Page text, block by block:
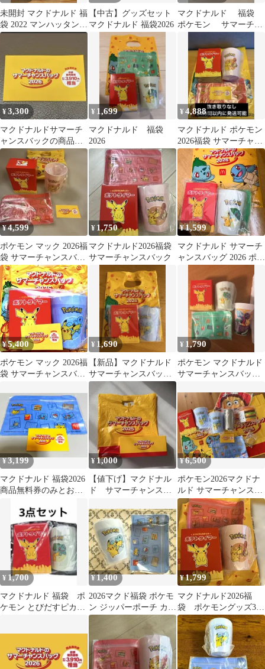
未開封 マクドナルド 福
袋 2022 マンハッタンポ
ーテージ4点セット
【中古】グッズセット
マクドナルド 福袋2026
マクドナルド 福袋
ポケモン サマーチャ
¥3,300
マクドナルドサマーチ
ャンスバックの商品無
料券
¥ 1,699
マクドナルド 福袋
2026
¥4,888
マクドナルド ポケモン
2026福袋 サマーチャン
スバッグ 抜き取りなし
¥4,599
ポケモン マック 2026福
袋 サマーチャンスバッ
グ マクドナルド 抜き取
りなし
¥ 1,750
マクドナルド2026福袋
サマーチャンスバック
¥1,599
マクドナルド サマーチ
ャンスバッグ 2026 ポケ
¥5,400
ポケモン マック 2026福
袋 サマーチャンスバッ
ット
¥ 1,690
【新品】マクドナルド
サマーチャンスバッグ
2026限定 ポケモンコラ
ボグッズ 福袋
¥ 1,790
ポケモン マクドナルド
サマーチャンスバッグ
カップ
¥3,199
マクドナルド 福袋2026
商品無料券のみとおま
¥ 1,000
【値下げ】マクドナル
ド サマーチャンスバ
¥6,500
ポケモン2026マクドナ
ルド サマーチャンスバ
ッグ 無料券付き！
¥ 1,700
マクドナルド 福袋 ポ
ケモン とびだすピカチ
¥1,400
2026マクド福袋 ポケモ
ン ジッパーポーチ カッ
プ ゼニガメ マック福
¥1,799
マクドナルド2026福
袋 ポケモングッズ3点
セット